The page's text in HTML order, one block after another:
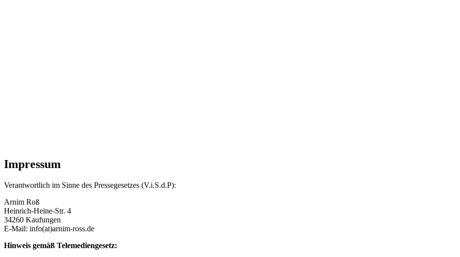
Impressum
Verantwortlich im Sinne des Pressegesetzes (V.i.S.d.P):
Arnim Roß
Heinrich-Heine-Str. 4
34260 Kaufungen
E-Mail: info(at)arnim-ross.de
Hinweis gemäß Telemediengesetz: